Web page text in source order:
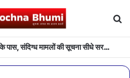
बीमारी रोकने की ताक़त आपके पास, संदिग्ध मामलों की सूचना सीधे सरकार तक पहुंचाएं